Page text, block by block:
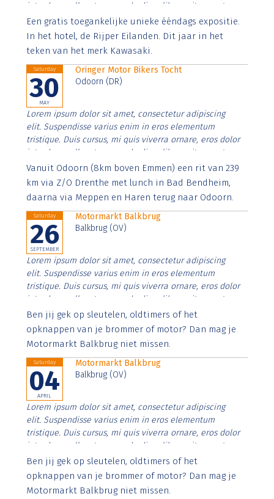
interdum nulla, ut commodo diam libero vitae erat.
Aenean faucibus nibh et justo cursus id rutrum lorem
imperdiet. Nunc ut sem vitae risus tristique posuere.
Een gratis toegankelijke unieke ééndags expositie.
In het hotel, de Rijper Eilanden. Dit jaar in het
teken van het merk Kawasaki.
Saturday
30
MAY
Oringer Motor Bikers Tocht
Odoorn (DR)
Lorem ipsum dolor sit amet, consectetur adipiscing
elit. Suspendisse varius enim in eros elementum
tristique. Duis cursus, mi quis viverra ornare, eros dolor
interdum nulla, ut commodo diam libero vitae erat.
Aenean faucibus nibh et justo cursus id rutrum lorem
imperdiet. Nunc ut sem vitae risus tristique posuere.
Vanuit Odoorn (8km boven Emmen) een rit van 239
km via Z/O Drenthe met lunch in Bad Bendheim,
daarna via Meppen en Haren terug naar Odoorn.
Saturday
26
SEPTEMBER
Motormarkt Balkbrug
Balkbrug (OV)
Lorem ipsum dolor sit amet, consectetur adipiscing
elit. Suspendisse varius enim in eros elementum
tristique. Duis cursus, mi quis viverra ornare, eros dolor
interdum nulla, ut commodo diam libero vitae erat.
Aenean faucibus nibh et justo cursus id rutrum lorem
imperdiet. Nunc ut sem vitae risus tristique posuere.
Ben jij gek op sleutelen, oldtimers of het
opknappen van je brommer of motor? Dan mag je
Motormarkt Balkbrug niet missen.
Saturday
04
APRIL
Motormarkt Balkbrug
Balkbrug (OV)
Lorem ipsum dolor sit amet, consectetur adipiscing
elit. Suspendisse varius enim in eros elementum
tristique. Duis cursus, mi quis viverra ornare, eros dolor
interdum nulla, ut commodo diam libero vitae erat.
Aenean faucibus nibh et justo cursus id rutrum lorem
imperdiet. Nunc ut sem vitae risus tristique posuere.
Ben jij gek op sleutelen, oldtimers of het
opknappen van je brommer of motor? Dan mag je
Motormarkt Balkbrug niet missen.